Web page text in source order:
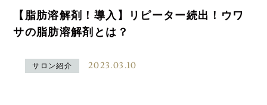
【脂肪溶解剤！導入】リピーター続出！ウワ
サの脂肪溶解剤とは？
サロン紹介 2023.03.10